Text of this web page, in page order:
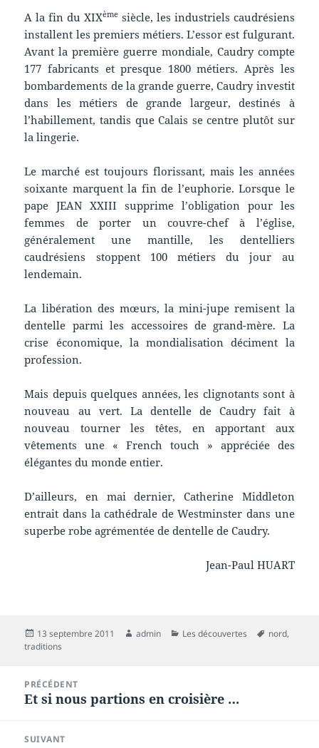
A la fin du XIXème siècle, les industriels caudrésiens
installent les premiers métiers. L’essor est fulgurant.
Avant la première guerre mondiale, Caudry compte
177 fabricants et presque 1800 métiers. Après les
bombardements de la grande guerre, Caudry investit
dans les métiers de grande largeur, destinés à
l’habillement, tandis que Calais se centre plutôt sur
la lingerie.
Le marché est toujours florissant, mais les années
soixante marquent la fin de l’euphorie. Lorsque le
pape JEAN XXIII supprime l’obligation pour les
femmes de porter un couvre-chef à l’église,
généralement une mantille, les dentelliers
caudrésiens stoppent 100 métiers du jour au
lendemain.
La libération des mœurs, la mini-jupe remisent la
dentelle parmi les accessoires de grand-mère. La
crise économique, la mondialisation déciment la
profession.
Mais depuis quelques années, les clignotants sont à
nouveau au vert. La dentelle de Caudry fait à
nouveau tourner les têtes, en apportant aux
vêtements une « French touch » appréciée des
élégantes du monde entier.
D’ailleurs, en mai dernier, Catherine Middleton
entrait dans la cathédrale de Westminster dans une
superbe robe agrémentée de dentelle de Caudry.
Jean-Paul HUART
Publié
le
13 septembre 2011 Auteur
admin Catégories
Les découvertes
Mots-
nord,
traditions
l’article
PRÉCÉDENT
Article
Et si nous partions en croisière …
SUIVANT